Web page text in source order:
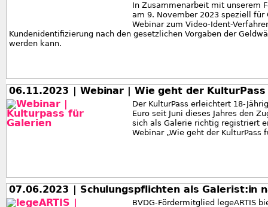
In Zusammenarbeit mit unserem
am 9. November 2023 speziell für
Webinar zum Video-Ident-
Kundenidentifizierung nach den gesetzlichen Vorgaben der
werden kann.
06.11.2023 | Webinar | Wie geht der
Der KulturPass erleichtert 18-
Euro seit Juni dieses Jahres den
sich als Galerie richtig registriert
Webinar „Wie geht der KulturPass
07.06.2023 | Schulungspflichten als Galerist:in
BVDG-Fördermitglied legeARTIS